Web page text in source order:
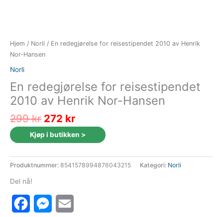
Hjem / Norli / En redegjørelse for reisestipendet 2010 av Henrik
Nor-Hansen
Norli
En redegjørelse for reisestipendet
2010 av Henrik Nor-Hansen
299kr Opprinnelig
pris
var:
272 krNåværende
pris
er:
Kjøp i butikken >
Produktnummer: 8541578994876043215 Kategori: Norli
Del nå!
FacebookMessenger